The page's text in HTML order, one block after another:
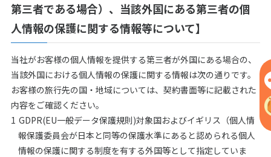
第三者である場合）、当該外国にある第三者の個
人情報の保護に関する情報等について】
当社がお客様の個人情報を提供する第三者が外国にある場合の、
当該外国における個人情報の保護に関する情報は次の通りです。
お客様の旅行先の国・地域については、契約書面等に記載された
内容をご確認ください。
GDPR(EU一般データ保護規則)対象国およびイギリス（個人情
報保護委員会が日本と同等の保護水準にあると認められる個人
情報の保護に関する制度を有する外国等として指定していま